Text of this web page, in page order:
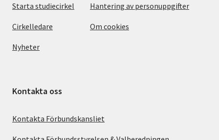
Starta studiecirkel
Cirkelledare
Nyheter
Hantering av personuppgifter
Om cookies
Kontakta oss
Kontakta Förbundskansliet